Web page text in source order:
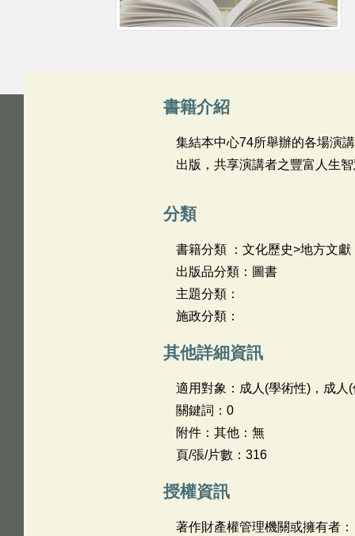
書籍介紹
集結本中心74所舉辦的各場演
出版，共享演講者之豐富人生
分類
書籍分類 ：文化歷史>地方文獻
出版品分類：圖書
主題分類：
施政分類：
其他詳細資訊
適用對象：成人(學術性)，成人
關鍵詞：0
附件：其他：無
頁/張/片數：316
授權資訊
著作財產權管理機關或擁有者：